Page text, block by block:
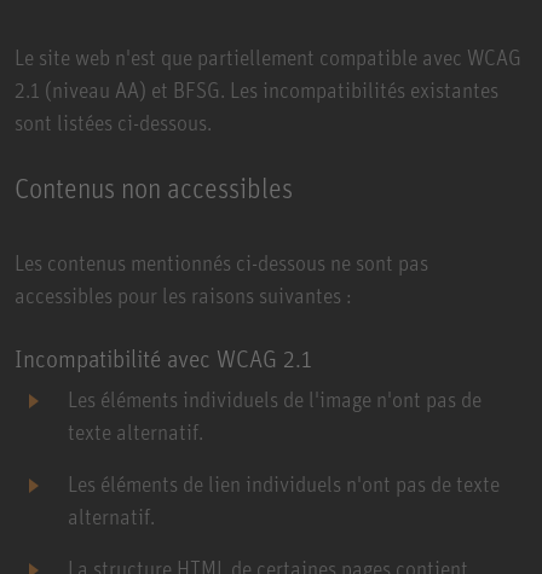
Le site web n'est que partiellement compatible avec WCAG
2.1 (niveau AA) et BFSG. Les incompatibilités existantes
sont listées ci-dessous.
Contenus non accessibles
Les contenus mentionnés ci-dessous ne sont pas
accessibles pour les raisons suivantes :
Incompatibilité avec WCAG 2.1
Les éléments individuels de l'image n'ont pas de
texte alternatif.
Les éléments de lien individuels n'ont pas de texte
alternatif.
La structure HTML de certaines pages contient